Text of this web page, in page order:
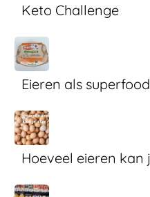
Keto Challenge
Eieren als
Hoeveel eieren kan